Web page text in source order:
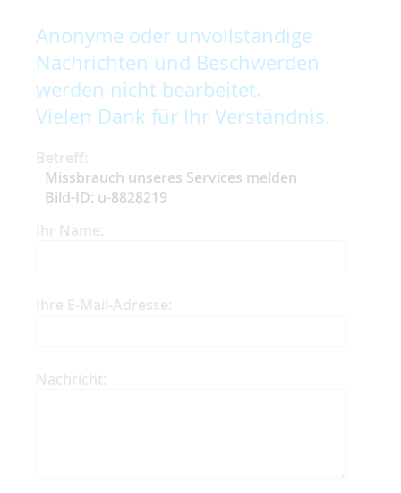
Anonyme oder unvollständige
Nachrichten und Beschwerden
werden nicht bearbeitet.
Vielen Dank für Ihr Verständnis.
Betreff:
Missbrauch unseres Services melden
Bild-ID: u-8828219
Ihr Name:
Ihre E-Mail-Adresse:
Nachricht: